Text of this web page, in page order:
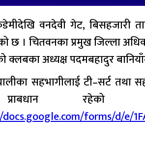
वनदेवी गेट, बिसहजारी
छ । चितवनका प्रमुख जिल्ला
क्लबका अध्यक्ष पदमबहादुर
सहभागीलाई टी–सर्ट तथा
प्राबधान
forms/d/e/